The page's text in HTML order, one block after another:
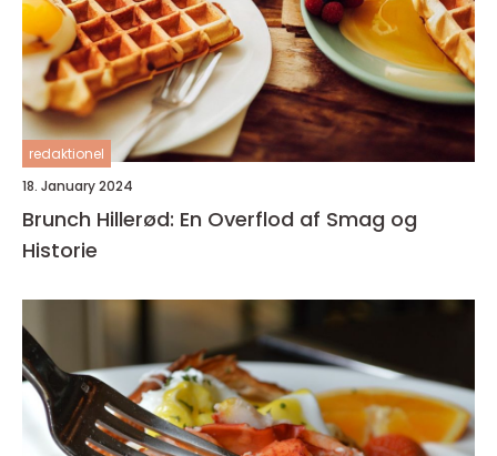
redaktionel
18. January 2024
Brunch Hillerød: En Overflod af Smag og
Historie